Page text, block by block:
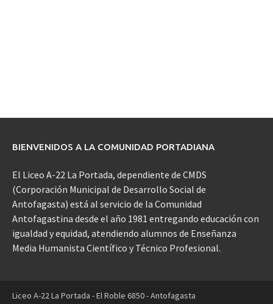
BIENVENIDOS A LA COMUNIDAD PORTADIANA
El Liceo A-22 La Portada, dependiente de CMDS
(Corporación Municipal de Desarrollo Social de
Antofagasta) está al servicio de la Comunidad
Antofagastina desde el año 1981 entregando educación con
igualdad y equidad, atendiendo alumnos de Enseñanza
Media Humanista Científico y Técnico Profesional.
Liceo A-22 La Portada - El Roble 6850 - Antofagasta